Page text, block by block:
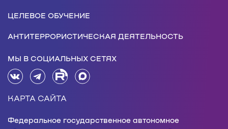
ЦЕЛЕВОЕ ОБУЧЕНИЕ
АНТИТЕРРОРИСТИЧЕСКАЯ ДЕЯТЕЛЬНОСТЬ
МЫ В СОЦИАЛЬНЫХ СЕТЯХ
КАРТА САЙТА
Федеральное государственное автономное